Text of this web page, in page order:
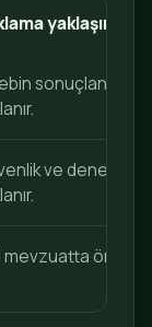
yaklaşımı
ve denetim
mevzuatta